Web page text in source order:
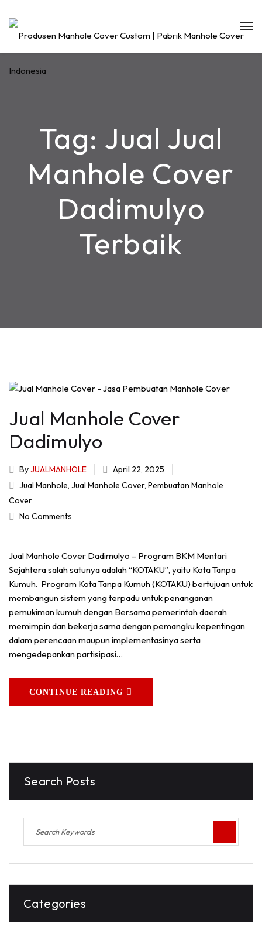
Tag: Jual Jual
Manhole Cover
Dadimulyo
Terbaik
Jual Manhole Cover
Dadimulyo
ByJUALMANHOLE
April 22, 2025
Jual Manhole, Jual Manhole Cover, Pembuatan Manhole
Cover
No Comments
Jual Manhole Cover Dadimulyo – Program BKM Mentari
Sejahtera salah satunya adalah “KOTAKU”, yaitu Kota Tanpa
Kumuh. Program Kota Tanpa Kumuh (KOTAKU) bertujuan untuk
membangun sistem yang terpadu untuk penanganan
pemukiman kumuh dengan Bersama pemerintah daerah
memimpin dan bekerja sama dengan pemangku kepentingan
dalam perencaan maupun implementasinya serta
mengedepankan partisipasi…
CONTINUE READING
Search Posts
Categories